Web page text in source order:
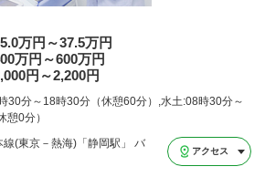
万円～37.5万円
万円～600万円
円～2,200円
30分～18時30分（休憩60分）,水土:08時30分～
憩0分）
線(東京－熱海)「静岡駅」 バ
アクセス